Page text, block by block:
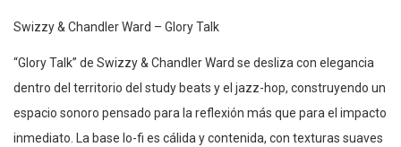
Swizzy & Chandler Ward – Glory Talk
“Glory Talk” de Swizzy & Chandler Ward se desliza con elegancia
dentro del territorio del study beats y el jazz-hop, construyendo un
espacio sonoro pensado para la reflexión más que para el impacto
inmediato. La base lo-fi es cálida y contenida, con texturas suaves